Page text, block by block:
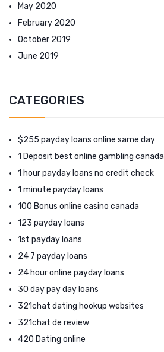
May 2020
February 2020
October 2019
June 2019
CATEGORIES
$255 payday loans online same day
1 Deposit best online gambling canada
1 hour payday loans no credit check
1 minute payday loans
100 Bonus online casino canada
123 payday loans
1st payday loans
24 7 payday loans
24 hour online payday loans
30 day pay day loans
321chat dating hookup websites
321chat de review
420 Dating online